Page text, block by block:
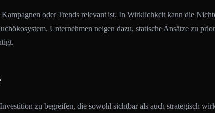
oder Trends relevant ist. In Wirklichkeit kann die
Unternehmen neigen dazu, statische Ansätze zu
zu begreifen, die sowohl sichtbar als auch strategisch